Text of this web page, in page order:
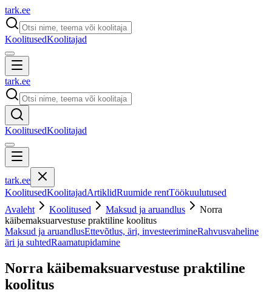
tark.ee
KoolitusedKoolitajad
tark.ee
KoolitusedKoolitajad
tark.ee
KoolitusedKoolitajadArtiklidRuumide rentTöökuulutused
Avaleht
Koolitused Maksud ja aruandlus
Norra
käibemaksuarvestuse praktiline koolitus
Maksud ja aruandlusEttevõtlus, äri, investeerimineRahvusvaheline
äri ja suhtedRaamatupidamine
Norra käibemaksuarvestuse praktiline
koolitus